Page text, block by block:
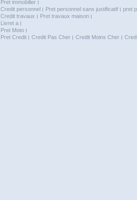
Pret immobilier
Credit personnel Pret personnel sans justificatif
pret
Credit travaux
Pret travaux maison
Livret a
Pret Moto
Pret Credit Credit Pas Cher Credit Moins Cher